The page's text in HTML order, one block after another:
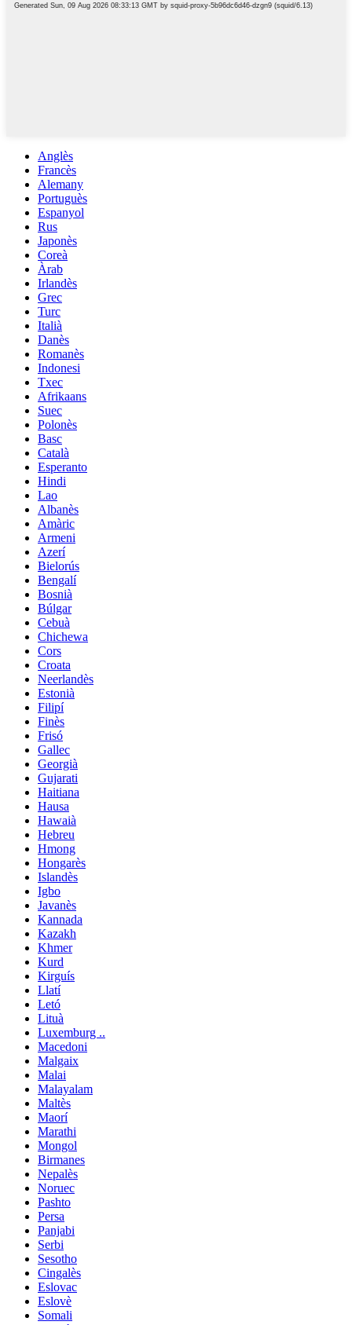
Anglès
Francès
Alemany
Portuguès
Espanyol
Rus
Japonès
Coreà
Àrab
Irlandès
Grec
Turc
Italià
Danès
Romanès
Indonesi
Txec
Afrikaans
Suec
Polonès
Basc
Català
Esperanto
Hindi
Lao
Albanès
Amàric
Armeni
Azerí
Bielorús
Bengalí
Bosnià
Búlgar
Cebuà
Chichewa
Cors
Croata
Neerlandès
Estonià
Filipí
Finès
Frisó
Gallec
Georgià
Gujarati
Haitiana
Hausa
Hawaià
Hebreu
Hmong
Hongarès
Islandès
Igbo
Javanès
Kannada
Kazakh
Khmer
Kurd
Kirguís
Llatí
Letó
Lituà
Luxemburg ..
Macedoni
Malgaix
Malai
Malayalam
Maltès
Maorí
Marathi
Mongol
Birmanes
Nepalès
Noruec
Pashto
Persa
Panjabi
Serbi
Sesotho
Cingalès
Eslovac
Eslovè
Somali